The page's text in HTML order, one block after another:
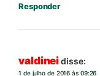
Responder
valdineidisse:
1 de julho de 2016 às 09:26